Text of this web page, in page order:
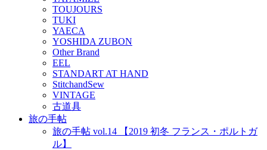
TOUJOURS
TUKI
YAECA
YOSHIDA ZUBON
Other Brand
EEL
STANDART AT HAND
StitchandSew
VINTAGE
古道具
旅の手帖
旅の手帖 vol.14 【2019 初冬 フランス・ポルトガ
ル】